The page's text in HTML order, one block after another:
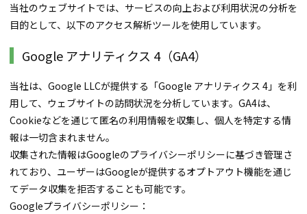
当社のウェブサイトでは、サービスの向上および利用状況の分析を
目的として、以下のアクセス解析ツールを使用しています。
Google アナリティクス 4（GA4）
当社は、Google LLCが提供する「Google アナリティクス 4」を利
用して、ウェブサイトの訪問状況を分析しています。GA4は、
Cookieなどを通じて匿名の利用情報を収集し、個人を特定する情
報は一切含まれません。
収集された情報はGoogleのプライバシーポリシーに基づき管理さ
れており、ユーザーはGoogleが提供するオプトアウト機能を通じ
てデータ収集を拒否することも可能です。
Googleプライバシーポリシー：